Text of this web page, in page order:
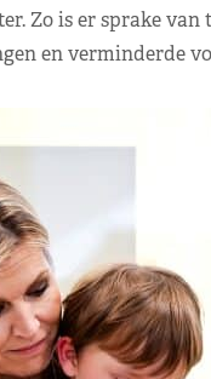
Zo is er sprake
en verminderde